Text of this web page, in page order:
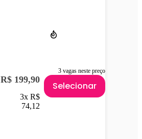
3 vagas neste preço
R$ 199,90
3x R$
74,12
Selecionar